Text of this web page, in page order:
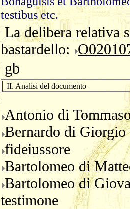
testibus etc.
La delibera relativa
bastardello:
gb
II. Analisi del documento
Antonio di
Bernardo di
fideiussore
Bartolomeo di
Bartolomeo di
testimone